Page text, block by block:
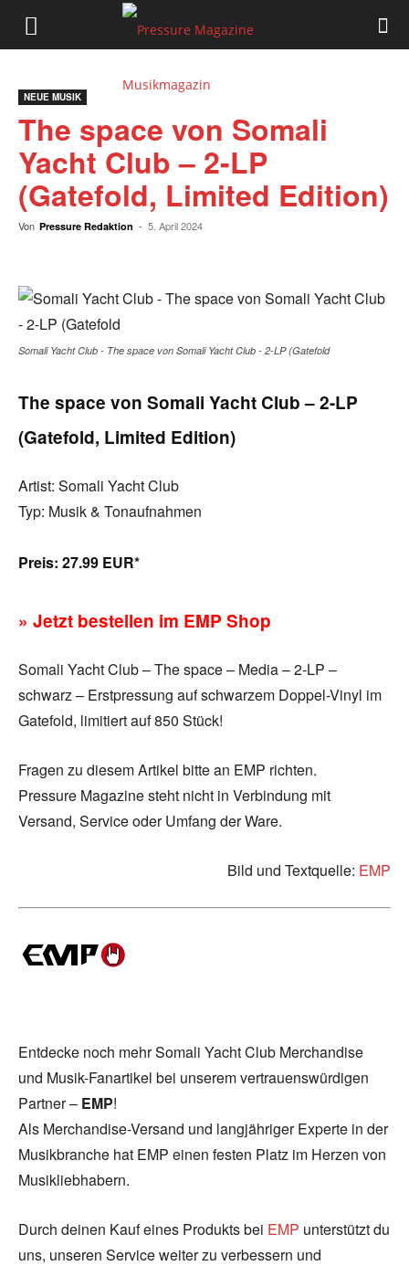
Musikmagazin
NEUE MUSIK
The space von Somali
Yacht Club – 2-LP
(Gatefold, Limited Edition)
Von Pressure Redaktion - 5. April 2024
Somali Yacht Club - The space von Somali Yacht Club - 2-LP (Gatefold
The space von Somali Yacht Club – 2-LP
(Gatefold, Limited Edition)
Artist: Somali Yacht Club
Typ: Musik & Tonaufnahmen
Preis: 27.99 EUR*
» Jetzt bestellen im EMP Shop
Somali Yacht Club – The space – Media – 2-LP –
schwarz – Erstpressung auf schwarzem Doppel-Vinyl im
Gatefold, limitiert auf 850 Stück!
Fragen zu diesem Artikel bitte an EMP richten.
Pressure Magazine steht nicht in Verbindung mit
Versand, Service oder Umfang der Ware.
Bild und Textquelle: EMP
Entdecke noch mehr Somali Yacht Club Merchandise
und Musik-Fanartikel bei unserem vertrauenswürdigen
Partner – EMP!
Als Merchandise-Versand und langjähriger Experte in der
Musikbranche hat EMP einen festen Platz im Herzen von
Musikliebhabern.
Durch deinen Kauf eines Produkts bei EMP unterstützt du
uns, unseren Service weiter zu verbessern und